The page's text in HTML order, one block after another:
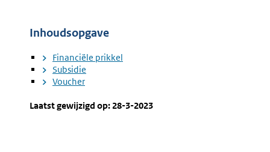
Inhoudsopgave
Financiële prikkel
Subsidie
Voucher
Laatst gewijzigd op: 28-3-2023